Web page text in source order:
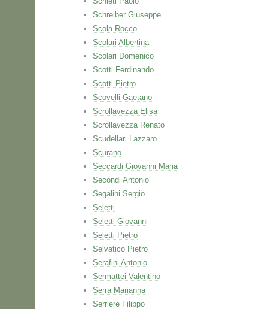
Schreiber Giuseppe
Scola Rocco
Scolari Albertina
Scolari Domenico
Scotti Ferdinando
Scotti Pietro
Scovelli Gaetano
Scrollavezza Elisa
Scrollavezza Renato
Scudellari Lazzaro
Scurano
Seccardi Giovanni Maria
Secondi Antonio
Segalini Sergio
Seletti
Seletti Giovanni
Seletti Pietro
Selvatico Pietro
Serafini Antonio
Sermattei Valentino
Serra Marianna
Serriere Filippo